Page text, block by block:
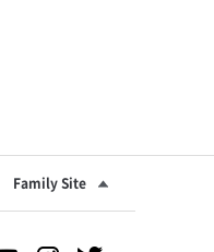
Family Site